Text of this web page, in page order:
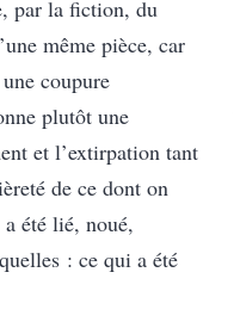
par la fiction, du
même pièce, car
coupure
plutôt une
et l’extirpation tant
de ce dont on
été lié, noué,
: ce qui a été